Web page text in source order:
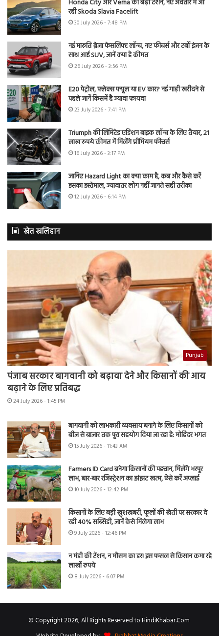
Honda City और Verna की बढ़ी टेंशन, नए अवतार में आ
रही Skoda Slavia Facelift
30 July 2026 - 7:48 PM
नई मारुति ब्रेजा फेसलिफ्ट लॉन्च, नए फीचर्स और टर्बो इंजन के
साथ आई SUV, जानें क्या है कीमत
26 July 2026 - 3:56 PM
E20 पेट्रोल, फ्लेक्स फ्यूल या EV कार? नई गाड़ी खरीदने से
पहले जानें किसमें है ज्यादा फायदा
23 July 2026 - 7:41 PM
Triumph की लिमिटेड एडिशन बाइक लॉन्च के लिए तैयार, 21
लाख रुपये कीमत में मिलेंगे प्रीमियम फीचर्स
16 July 2026 - 3:17 PM
जानिए Hazard Light का क्या काम है, कब और कैसे करें
इसका इस्तेमाल, ज्यादातर लोग नहीं जानते सही तरीका
12 July 2026 - 6:14 PM
खेत खलिहान
Punjab
पंजाब सरकार बागवानी को बढ़ावा देने और किसानों की आय
बढ़ाने के लिए प्रतिबद्ध
24 July 2026 - 1:45 PM
बागवानी को लाभकारी व्यवसाय बनाने के लिए किसानों को
बीज से बाजार तक पूरा सहयोग दिया जा रहा है: मोहिंदर भगत
15 July 2026 - 11:43 AM
Farmers ID Card बनेगा किसानों की पहचान, मिलेंगे भरपूर
लाभ, बार-बार रजिस्ट्रेशन का झंझट खत्म, ऐसे करें अप्लाई
10 July 2026 - 12:42 PM
किसानों के लिए बड़ी खुशखबरी, फूलों की खेती पर सरकार दे
रही 40% सब्सिडी, जानें कैसे मिलेगा लाभ
9 July 2026 - 12:46 PM
न मंडी की टेंशन, न मौसम का डर! इस फसल से किसान कमा रहे
लाखों रुपये
8 July 2026 - 6:07 PM
© Copyright 2026, All Rights Reserved to HindiKhabar.Com